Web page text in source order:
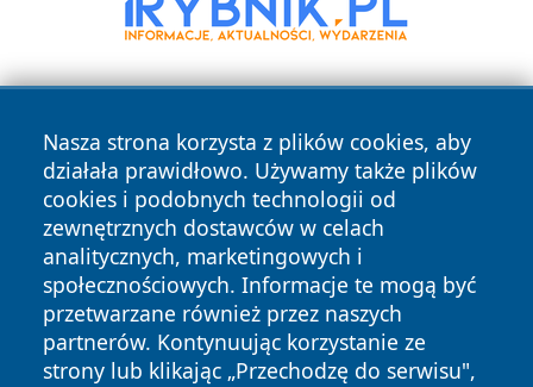
Nasza strona korzysta z plików cookies, aby
działała prawidłowo. Używamy także plików
cookies i podobnych technologii od
zewnętrznych dostawców w celach
analitycznych, marketingowych i
społecznościowych. Informacje te mogą być
przetwarzane również przez naszych
partnerów. Kontynuując korzystanie ze
strony lub klikając „Przechodzę do serwisu",
Copyright © 2026 wiadomoscilublin.pl Wszystkie prawa
zastrzeżone.
News Autorzy
Polityka
Prywatności
Polityka
Cookies